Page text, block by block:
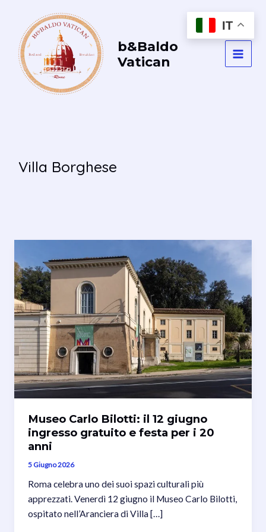
contenuto
b&Baldo
Vatican
Villa Borghese
Museo Carlo Bilotti: il 12 giugno
ingresso gratuito e festa per i 20
anni
5 Giugno 2026
Roma celebra uno dei suoi spazi culturali più
apprezzati. Venerdì 12 giugno il Museo Carlo Bilotti,
ospitato nell’Aranciera di Villa […]
IT